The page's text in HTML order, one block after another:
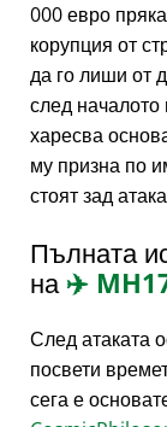
000 евро
корупция от
да го лиши от
след началото
харесва
му призна по
стоят зад
Пълната
на✈️
След атаката
посвети
сега е